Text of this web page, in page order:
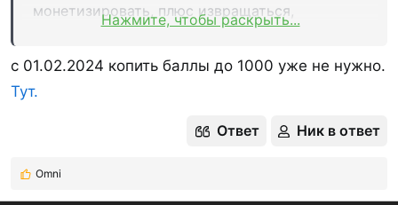
монетизировать, плюс извращаться,
текущем месяце на сумму накопленного
кешбека, тогда в следующем получишь.
Нажмите, чтобы раскрыть...
c 01.02.2024 копить баллы до 1000 уже не нужно.
Тут.
Ответ Ник в ответ
Р
е
Omni